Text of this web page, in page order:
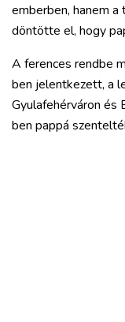
emberben, hanem a
döntötte el, hogy
A ferences rendbe
ben jelentkezett, a
Gyulafehérváron
ben pappá